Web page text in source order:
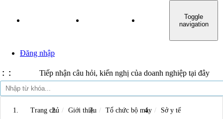
TIN TỨC SỰ KIỆN
Toggle
navigation
Đăng nhập
: : Tiếp nhận câu hỏi, kiến nghị của doanh nghiệp tại đây
Trang chủ Giới thiệu Tổ chức bộ máy
Sở y tế